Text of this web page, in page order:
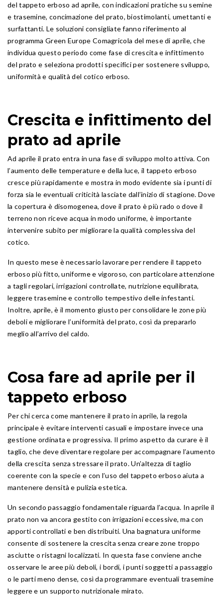
del tappeto erboso ad aprile, con indicazioni pratiche su semine
e trasemine, concimazione del prato, biostimolanti, umettanti e
surfattanti. Le soluzioni consigliate fanno riferimento al
programma Green Europe Comagricola del mese di aprile, che
individua questo periodo come fase di crescita e infittimento
del prato e seleziona prodotti specifici per sostenere sviluppo,
uniformità e qualità del cotico erboso.
Crescita e infittimento del
prato ad aprile
Ad aprile il prato entra in una fase di sviluppo molto attiva. Con
l’aumento delle temperature e della luce, il tappeto erboso
cresce più rapidamente e mostra in modo evidente sia i punti di
forza sia le eventuali criticità lasciate dall’inizio di stagione. Dove
la copertura è disomogenea, dove il prato è più rado o dove il
terreno non riceve acqua in modo uniforme, è importante
intervenire subito per migliorare la qualità complessiva del
cotico.
In questo mese è necessario lavorare per rendere il tappeto
erboso più fitto, uniforme e vigoroso, con particolare attenzione
a tagli regolari, irrigazioni controllate, nutrizione equilibrata,
leggere trasemine e controllo tempestivo delle infestanti.
Inoltre, aprile, è il momento giusto per consolidare le zone più
deboli e migliorare l’uniformità del prato, così da prepararlo
meglio all’arrivo del caldo.
Cosa fare ad aprile per il
tappeto erboso
Per chi cerca come mantenere il prato in aprile, la regola
principale è evitare interventi casuali e impostare invece una
gestione ordinata e progressiva. Il primo aspetto da curare è il
taglio, che deve diventare regolare per accompagnare l’aumento
della crescita senza stressare il prato. Un’altezza di taglio
coerente con la specie e con l’uso del tappeto erboso aiuta a
mantenere densità e pulizia estetica.
Un secondo passaggio fondamentale riguarda l’acqua. In aprile il
prato non va ancora gestito con irrigazioni eccessive, ma con
apporti controllati e ben distribuiti. Una bagnatura uniforme
consente di sostenere la crescita senza creare zone troppo
asciutte o ristagni localizzati. In questa fase conviene anche
osservare le aree più deboli, i bordi, i punti soggetti a passaggio
o le parti meno dense, così da programmare eventuali trasemine
leggere e un supporto nutrizionale mirato.